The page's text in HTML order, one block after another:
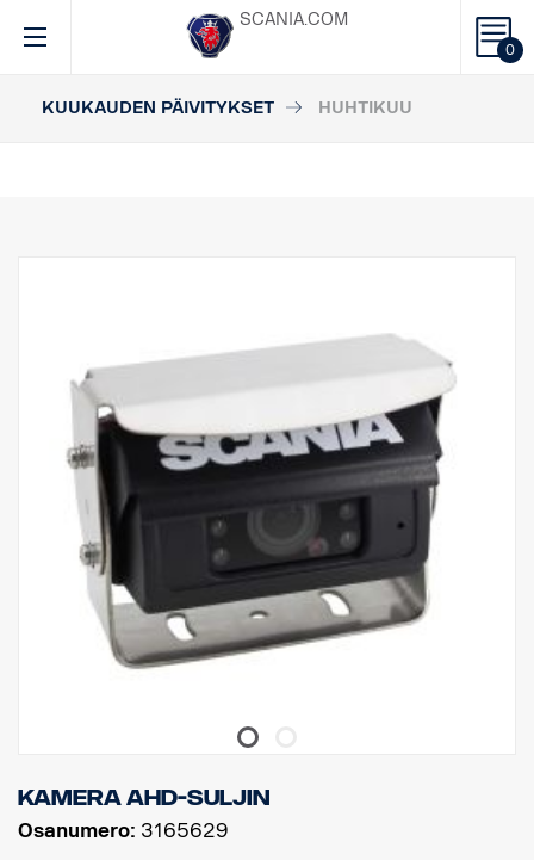
0
SCANIA.COM
KUUKAUDEN PÄIVITYKSET HUHTIKUU
Kamera AHD-suljin
Osanumero: 3165629